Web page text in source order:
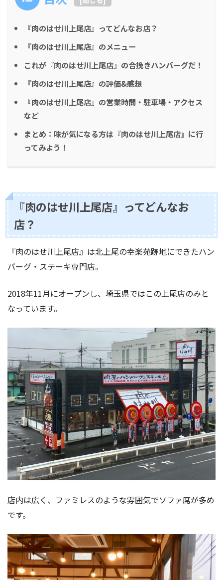
『肉のはせ川上尾店』ってどんなお店？
『肉のはせ川上尾店』のメニュー
これが『肉のはせ川上尾店』の合挽きハンバーグだ！
『肉のはせ川上尾店』の評価&感想
『肉のはせ川上尾店』の営業時間・駐車場・アクセス
など
まとめ：味が気になる方は『肉のはせ川上尾店』に行
ってみよう！
『肉のはせ川上尾店』ってどんなお
店？
『肉のはせ川上尾店』は北上尾の幸楽苑跡地にできたハン
バーグ・ステーキ専門店。
2018年11月にオープンし、埼玉県ではこの上尾店のみと
なっています。
店内は広く、ファミレスのような雰囲気でソファ席が多め
です。